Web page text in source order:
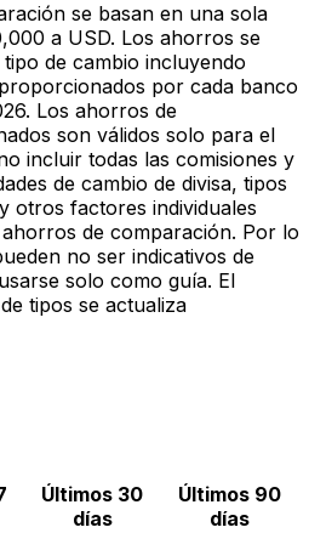
se basan en una sola
a USD. Los ahorros se
de cambio incluyendo
por cada banco
Los ahorros de
son válidos solo para el
incluir todas las comisiones y
de cambio de divisa, tipos
otros factores individuales
de comparación. Por lo
no ser indicativos de
solo como guía. El
tipos se actualiza
Últimos 30
días
Últimos 90
días